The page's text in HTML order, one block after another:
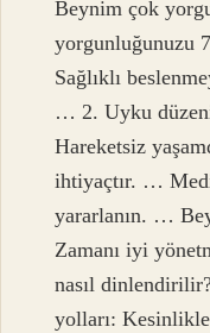
Beynim çok
yorgunluğunuzu
Sağlıklı
… 2. Uyku
Hareketsiz
ihtiyaçtır. …
yararlanın. …
Zamanı iyi
nasıl
yolları: